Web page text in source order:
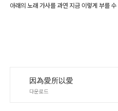
아래의 노래 가사를 과연 지금 이렇게 부를
因為愛所以愛
다운로드